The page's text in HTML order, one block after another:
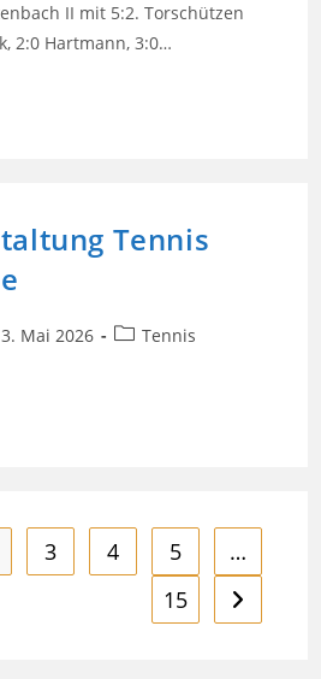
II mit 5:2. Torschützen
2:0 Hartmann, 3:0…
Tennis
Mai 2026
Beitrags-
Tennis
3 4 5
…
15
Zur